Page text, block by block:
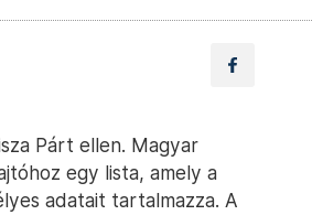
Párt ellen. Magyar
egy lista, amely a
adatait tartalmazza. A